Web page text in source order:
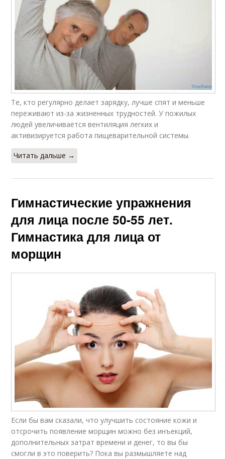
Те, кто регулярно делает зарядку, лучше спят и меньше
переживают из-за жизненных трудностей. У пожилых
людей увеличивается вентиляция легких и
активизируется работа пищеварительной системы.
Читать дальше →
Гимнастические упражнения
для лица после 50-55 лет.
Гимнастика для лица от
морщин
Если бы вам сказали, что улучшить состояние кожи и
отсрочить появление морщин можно без инъекций,
дополнительных затрат времени и денег, то вы бы
смогли в это поверить? Пока вы размышляете над